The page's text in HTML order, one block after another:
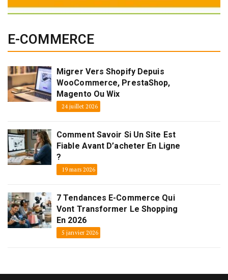
E-COMMERCE
Migrer Vers Shopify Depuis
WooCommerce, PrestaShop,
Magento Ou Wix
24 juillet 2026
Comment Savoir Si Un Site Est
Fiable Avant D’acheter En Ligne
?
19 mars 2026
7 Tendances E-Commerce Qui
Vont Transformer Le Shopping
En 2026
5 janvier 2026